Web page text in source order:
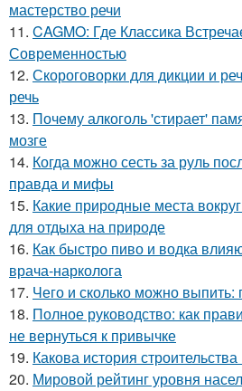
мастерство речи
11. CAGMO: Где Классика
Современностью
12. Скороговорки для дикции и
речь
13. Почему алкоголь 'стирает'
мозге
14. Когда можно сесть за руль
правда и мифы
15. Какие природные места
для отдыха на природе
16. Как быстро пиво и водка
врача-нарколога
17. Чего и сколько можно выпить:
18. Полное руководство: как
не вернуться к привычке
19. Какова история
20. Мировой рейтинг уровня